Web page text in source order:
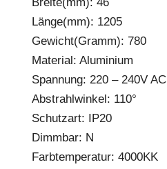
Länge(mm): 1205
Gewicht(Gramm): 780
Material: Aluminium
Spannung: 220 – 240V AC
Abstrahlwinkel: 110°
Schutzart: IP20
Dimmbar: N
Farbtemperatur: 4000KK